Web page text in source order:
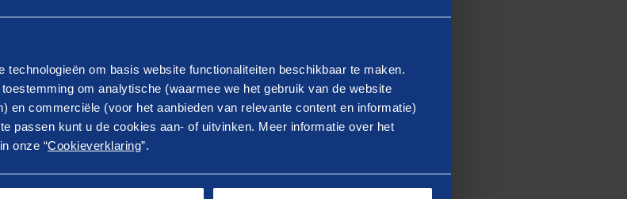
technologieën om basis website functionaliteiten beschikbaar te maken.
om analytische (waarmee we het gebruik van de website
en commerciële (voor het aanbieden van relevante content en informatie)
passen kunt u de cookies aan- of uitvinken. Meer informatie over het
onze “Cookieverklaring”.
Case
Become: effectief aan de slag met